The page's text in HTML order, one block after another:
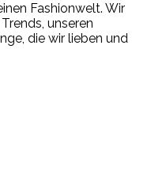
Fashionwelt. Wir
unseren
die wir lieben und